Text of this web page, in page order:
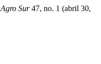
Agro Sur47, no. 1 (abril 30,